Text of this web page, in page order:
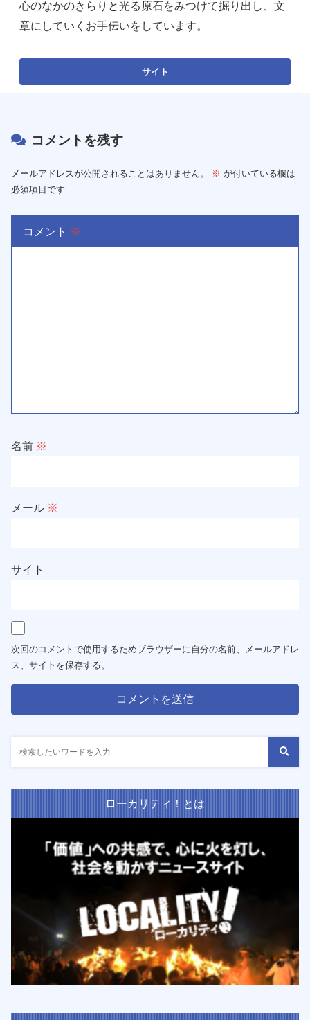
心のなかのきらりと光る原石をみつけて掘り出し、文
章にしていくお手伝いをしています。
コメントを残す
メールアドレスが公開されることはありません。 ※ が付いている欄は
必須項目です
コメント ※
名前 ※
メール ※
サイト
次回のコメントで使用するためブラウザーに自分の名前、メールアドレ
ス、サイトを保存する。
ローカリティ！とは